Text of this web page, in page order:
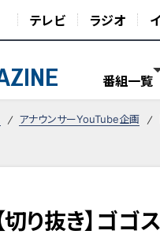
テレビ ラジオ
番組一覧
アナウンサーYouTube企画
【切り抜き】ゴ